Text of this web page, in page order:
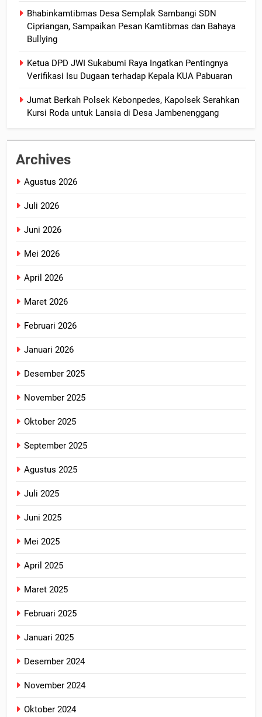
Bhabinkamtibmas Desa Semplak Sambangi SDN
Cipriangan, Sampaikan Pesan Kamtibmas dan Bahaya
Bullying
Ketua DPD JWI Sukabumi Raya Ingatkan Pentingnya
Verifikasi Isu Dugaan terhadap Kepala KUA Pabuaran
Jumat Berkah Polsek Kebonpedes, Kapolsek Serahkan
Kursi Roda untuk Lansia di Desa Jambenenggang
Archives
Agustus 2026
Juli 2026
Juni 2026
Mei 2026
April 2026
Maret 2026
Februari 2026
Januari 2026
Desember 2025
November 2025
Oktober 2025
September 2025
Agustus 2025
Juli 2025
Juni 2025
Mei 2025
April 2025
Maret 2025
Februari 2025
Januari 2025
Desember 2024
November 2024
Oktober 2024